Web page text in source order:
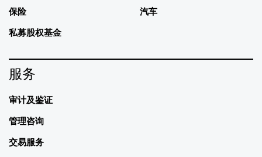
保险
私募股权基金
汽车
服务
审计及鉴证
管理咨询
交易服务